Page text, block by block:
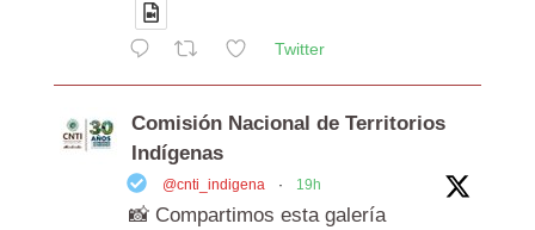
Twitter
Comisión Nacional de Territorios
Indígenas
@cnti_indigena · 19h
📸 Compartimos esta galería